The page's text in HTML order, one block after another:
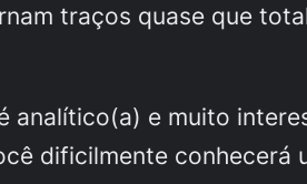
traços quase que
analítico(a) e muito
dificilmente conhecerá